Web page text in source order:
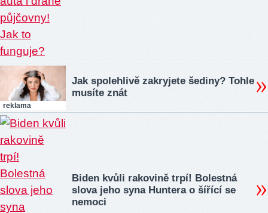
reklama
Jak spolehlivě zakryjete šediny? Tohle
musíte znát
Biden kvůli rakovině trpí! Bolestná
slova jeho syna Huntera o šířící se
nemoci